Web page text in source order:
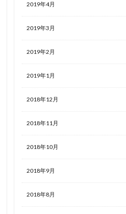
2019年4月
2019年3月
2019年2月
2019年1月
2018年12月
2018年11月
2018年10月
2018年9月
2018年8月